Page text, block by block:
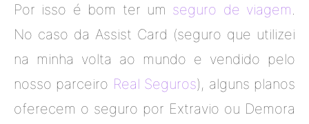
Por isso é bom ter um seguro de viagem
No caso da Assist Card (seguro que utilizei
na minha volta ao mundo e vendido pelo
nosso parceiro Real Seguros), alguns planos
oferecem o seguro por Extravio ou Demora